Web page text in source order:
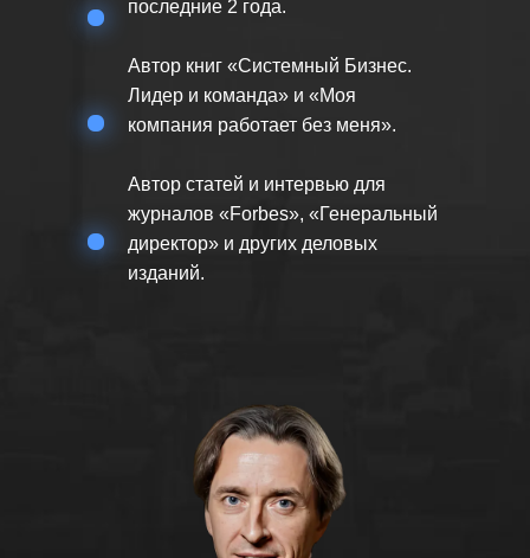
последние 2 года.
Автор книг «Системный Бизнес.
Лидер и команда» и «Моя
компания работает без меня».
Автор статей и интервью для
журналов «Forbes», «Генеральный
директор» и других деловых
изданий.